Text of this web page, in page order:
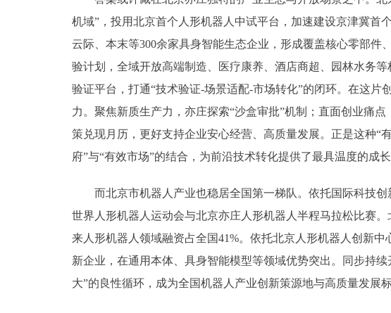
机域”，投用北京首个人形机器人中试平台，加速建设京津冀首
云际、本末等300余家具身智能生态企业，形成覆盖核心零部
验计划，全域开放高端制造、医疗康养、酒店商超、园林水务
验证平台，打通“技术验证-场景适配-市场转化”的闭环。在这
力。聚焦新质生产力，亦庄探索“沙盒审批”机制；直面创业痛
策兑现月历，更好支持企业安心经营、高质量发展。正是这种“
府”与“有效市场”的结合，为前沿技术转化提供了最具温度的成长
而北京市机器人产业也稳居全国第一梯队。依托国际科技创
世界人形机器人运动会与北京亦庄人形机器人半程马拉松比赛
来人形机器人领域融资占全国41%。依托北京人形机器人创新
新企业，在通用本体、具身智能模型等领域优势突出。同步持
大”的良性循环，成为全国机器人产业创新策源地与高质量发展标